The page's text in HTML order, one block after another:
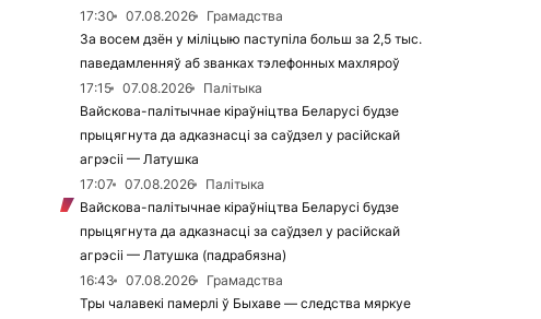
17:30
07.08.2026
Грамадства
За восем дзён у міліцыю паступіла больш за 2,5 тыс.
паведамленняў аб званках тэлефонных махляроў
17:15
07.08.2026
Палітыка
Вайскова-палітычнае кіраўніцтва Беларусі будзе
прыцягнута да адказнасці за саўдзел у расійскай
агрэсіі — Латушка
17:07
07.08.2026
Палітыка
Вайскова-палітычнае кіраўніцтва Беларусі будзе
прыцягнута да адказнасці за саўдзел у расійскай
агрэсіі — Латушка (падрабязна)
16:43
07.08.2026
Грамадства
Тры чалавекі памерлі ў Быхаве — следства мяркуе